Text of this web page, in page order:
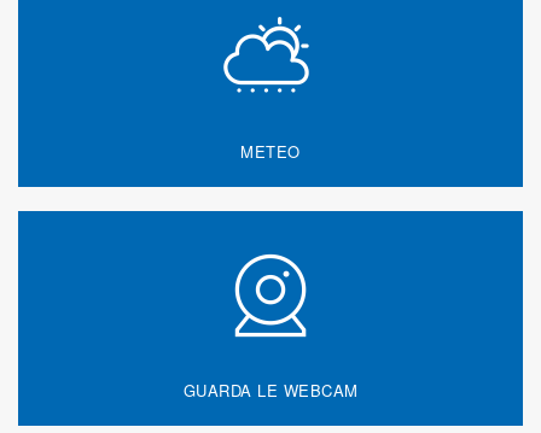
METEO
GUARDA LE WEBCAM